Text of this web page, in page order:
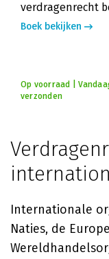
verdragenrecht
Boek bekijken
Op voorraad |
verzonden
Internationale
Naties, de